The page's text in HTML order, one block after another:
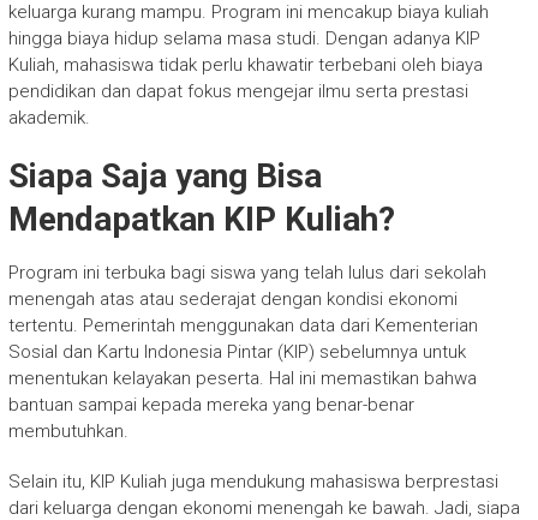
keluarga kurang mampu. Program ini mencakup biaya kuliah
hingga biaya hidup selama masa studi. Dengan adanya KIP
Kuliah, mahasiswa tidak perlu khawatir terbebani oleh biaya
pendidikan dan dapat fokus mengejar ilmu serta prestasi
akademik.
Siapa Saja yang Bisa
Mendapatkan KIP Kuliah?
Program ini terbuka bagi siswa yang telah lulus dari sekolah
menengah atas atau sederajat dengan kondisi ekonomi
tertentu. Pemerintah menggunakan data dari Kementerian
Sosial dan Kartu Indonesia Pintar (KIP) sebelumnya untuk
menentukan kelayakan peserta. Hal ini memastikan bahwa
bantuan sampai kepada mereka yang benar-benar
membutuhkan.
Selain itu, KIP Kuliah juga mendukung mahasiswa berprestasi
dari keluarga dengan ekonomi menengah ke bawah. Jadi, siapa